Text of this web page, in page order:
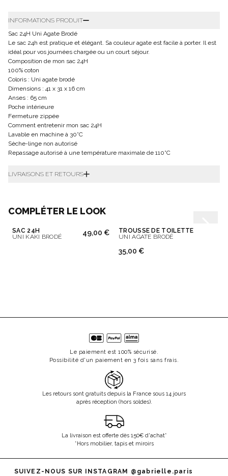
INFORMATIONS PRODUIT
Sac 24H Uni Agate Brodé
Le sac 24h est pratique et élégant. Sa couleur agate est facile à porter. Il est
idéal pour vos journées chargée ou un court séjour.
Composition de mon sac 24H
100% coton
Coloris : Uni agate brodé
Dimensions : 41 x 31 x 16 cm
Anses : 65 cm
Poche intérieure
Fermeture zippée
Comment entretenir mon sac 24H
Lavable en machine à 30°C
Sèche-linge non autorisé
Repassage autorisé à une température maximale de 110°C
LIVRAISONS ET RETOURS
COMPLÉTER LE LOOK
SAC 24H
UNI KAKI BRODÉ
49,00 €
TROUSSE DE TOILETTE
UNI AGATE BRODÉ
35,00 €
Le paiement est 100% sécurisé.
Possibilité d'un paiement en 3 fois sans frais.
Les retours sont gratuits depuis la France sous 14 jours
après réception (hors soldes).
La livraison est offerte dès 150€ d'achat*
*Hors mobilier, tapis et miroirs
SUIVEZ-NOUS SUR INSTAGRAM @gabrielle.paris